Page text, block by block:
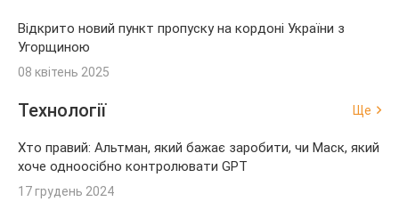
Відкрито новий пункт пропуску на кордоні України з
Угорщиною
08 квітень 2025
Технології Ще
Хто правий: Альтман, який бажає заробити, чи Маск, який
хоче одноосібно контролювати GPT
17 грудень 2024